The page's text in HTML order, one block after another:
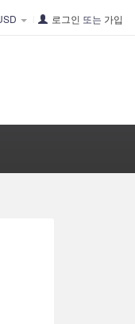
로그인 또는 가입